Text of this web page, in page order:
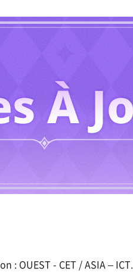
OUEST - CET / ASIA – ICT.